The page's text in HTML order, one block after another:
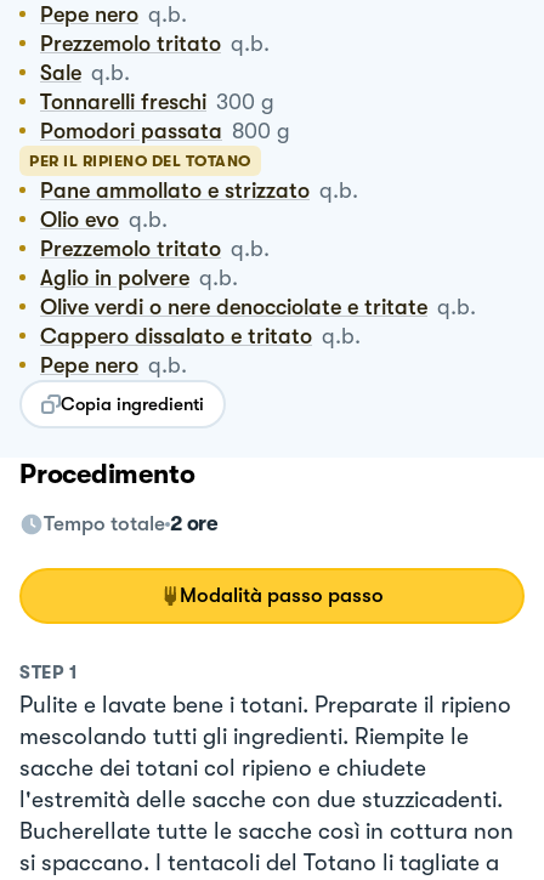
Pepe nero q.b.
Prezzemolo tritato q.b.
Sale q.b.
Tonnarelli freschi 300 g
Pomodori passata 800 g
PER IL RIPIENO DEL TOTANO
Pane ammollato e strizzato q.b.
Olio evo q.b.
Prezzemolo tritato q.b.
Aglio in polvere q.b.
Olive verdi o nere denocciolate e tritate q.b.
Cappero dissalato e tritato q.b.
Pepe nero q.b.
Copia ingredienti
Procedimento
Tempo totale 2 ore
Modalità passo passo
STEP 1
Pulite e lavate bene i totani. Preparate il ripieno
mescolando tutti gli ingredienti. Riempite le
sacche dei totani col ripieno e chiudete
l'estremità delle sacche con due stuzzicadenti.
Bucherellate tutte le sacche così in cottura non
si spaccano. I tentacoli del Totano li tagliate a